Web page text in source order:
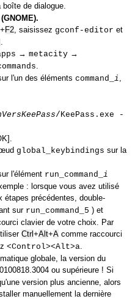
boîte de dialogue.
+ F2, saisissez gconf-editor et
→ metacity →
.
l'un des éléments command_ i,
/KeePass.exe -
global_keybindings sur la
l'élément run_command_ i
: lorsque vous avez utilisé
étapes précédentes, double-
sur run_command_5 ) et
clavier de votre choix. Par
Ctrl +Alt+A comme raccourci
<Control><Alt>a.
globale, la version du
ou supérieure ! Si
version plus ancienne, alors
manuellement la dernière